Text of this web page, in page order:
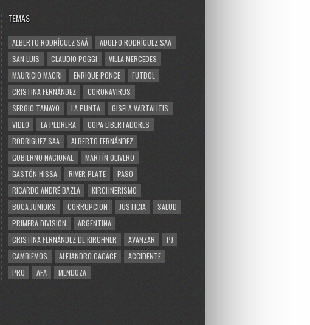
TEMAS
ALBERTO RODRÍGUEZ SAÁ
ADOLFO RODRÍGUEZ SAÁ
SAN LUIS
CLAUDIO POGGI
VILLA MERCEDES
MAURICIO MACRI
ENRIQUE PONCE
FUTBOL
CRISTINA FERNÁNDEZ
CORONAVIRUS
SERGIO TAMAYO
LA PUNTA
GISELA VARTALITIS
VIDEO
LA PEDRERA
COPA LIBERTADORES
RODRIGUEZ SAA
ALBERTO FERNÁNDEZ
GOBIERNO NACIONAL
MARTÍN OLIVERO
GASTÓN HISSA
RIVER PLATE
PASO
RICARDO ANDRÉ BAZLA
KIRCHNERISMO
BOCA JUNIORS
CORRUPCION JUSTICIA
SALUD
PRIMERA DIVISION
ARGENTINA
CRISTINA FERNÁNDEZ DE KIRCHNER
AVANZAR
PJ
CAMBIEMOS
ALEJANDRO CACACE
ACCIDENTE
PRO
AFA MENDOZA